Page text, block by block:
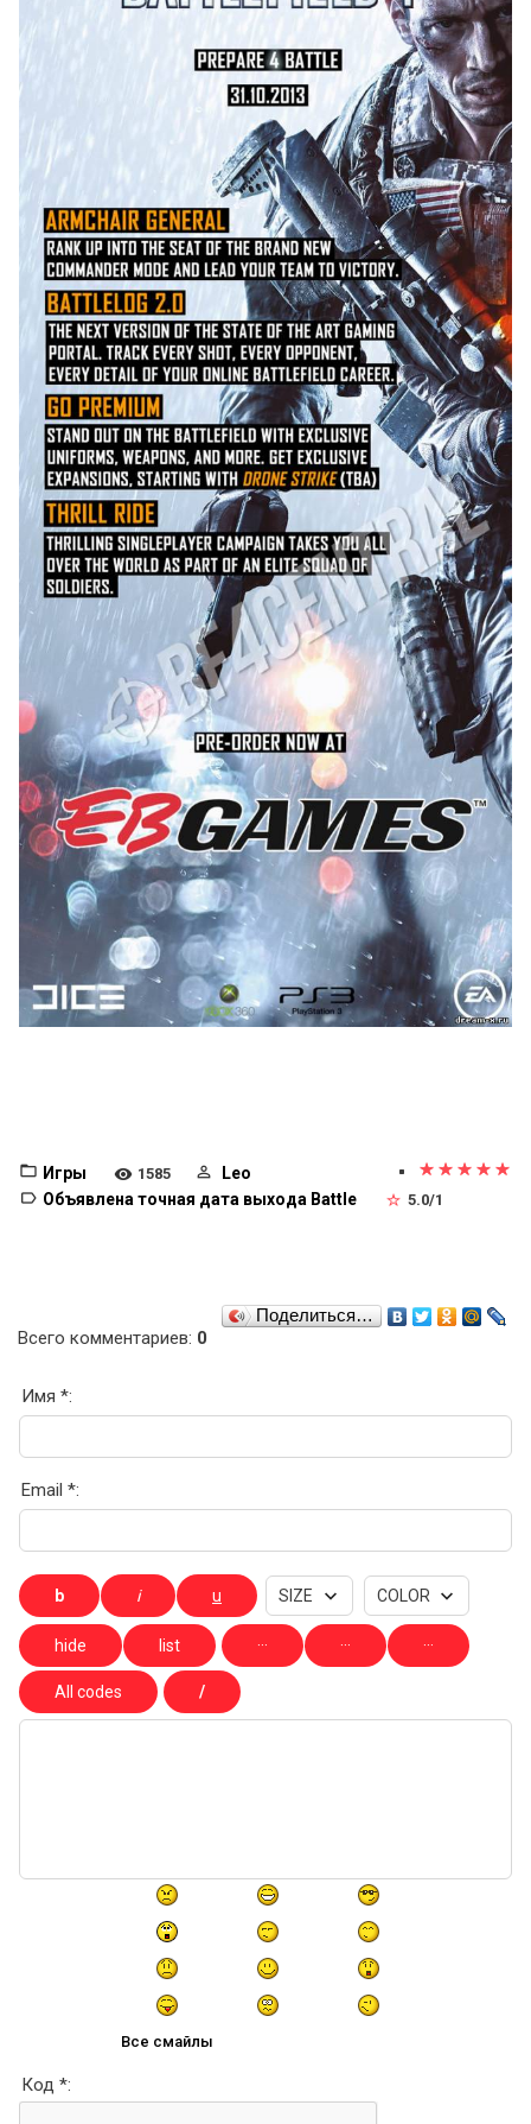
Игры 1585
Leo
Объявлена точная дата выхода Battle
5.0/1
Поделиться…
Всего комментариев: 0
Имя *:
Email *:
Все смайлы
Код *: